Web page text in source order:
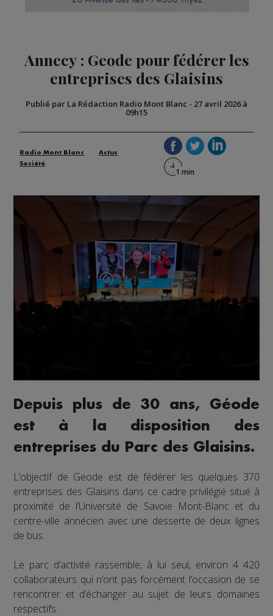
Annecy : Geode pour fédérer les
entreprises des Glaisins
Publié par La Rédaction Radio Mont Blanc - 27 avril 2026 à
09h15
Radio Mont Blanc
Actus
Société
Depuis plus de 30 ans, Géode
est à la disposition des
entreprises du Parc des Glaisins.
L’objectif de Geode est de fédérer les quelques 370
entreprises des Glaisins dans ce cadre privilégié situé à
proximité de l’Université de Savoie Mont-Blanc et du
centre-ville annécien avec une desserte de deux lignes
de bus.
Le parc d’activité rassemble, à lui seul, environ 4 420
collaborateurs qui n’ont pas forcément l’occasion de se
rencontrer et d’échanger au sujet de leurs domaines
respectifs.